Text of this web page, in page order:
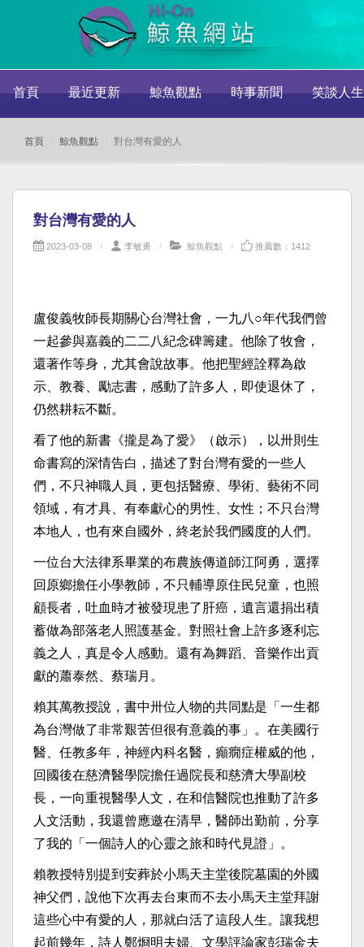
首頁 最近更新 鯨魚觀點 時事新聞 笑談人生
首頁 鯨魚觀點 對台灣有愛的人
對台灣有愛的人
2023-03-08 李敏勇 鯨魚觀點 推薦數：1412
盧俊義牧師長期關心台灣社會，一九八○年代我們曾
一起參與嘉義的二二八紀念碑籌建。他除了牧會，
還著作等身，尤其會說故事。他把聖經詮釋為啟
示、教養、勵志書，感動了許多人，即使退休了，
仍然耕耘不斷。
看了他的新書《攏是為了愛》（啟示），以卅則生
命書寫的深情告白，描述了對台灣有愛的一些人
們，不只神職人員，更包括醫療、學術、藝術不同
領域，有才具、有奉獻心的男性、女性；不只台灣
本地人，也有來自國外，終老於我們國度的人們。
一位台大法律系畢業的布農族傳道師江阿勇，選擇
回原鄉擔任小學教師，不只輔導原住民兒童，也照
顧長者，吐血時才被發現患了肝癌，遺言還捐出積
蓄做為部落老人照護基金。對照社會上許多逐利忘
義之人，真是令人感動。還有為舞蹈、音樂作出貢
獻的蕭泰然、蔡瑞月。
賴其萬教授說，書中卅位人物的共同點是「一生都
為台灣做了非常艱苦但很有意義的事」。在美國行
醫、任教多年，神經內科名醫，癲癇症權威的他，
回國後在慈濟醫學院擔任過院長和慈濟大學副校
長，一向重視醫學人文，在和信醫院也推動了許多
人文活動，我還曾應邀在清早，醫師出勤前，分享
了我的「一個詩人的心靈之旅和時代見證」。
賴教授特別提到安葬於小馬天主堂後院墓園的外國
神父們，說他下次再去台東而不去小馬天主堂拜謝
這些心中有愛的人，那就白活了這段人生。讓我想
起前幾年，詩人鄭烱明夫婦、文學評論家彭瑞金夫